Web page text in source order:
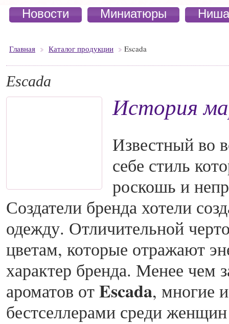
Новости Миниатюры
Главная Каталог продукции Escada
Escada
История
Известный во
себе стиль
роскошь и
Создатели бренда хотели
одежду. Отличительной
цветам, которые отражают
характер бренда. Менее
ароматов отEscada, многие
бестселлерами среди